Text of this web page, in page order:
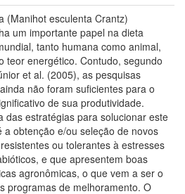
(Manihot esculenta Crantz)
um importante papel na dieta
tanto humana como animal,
teor energético. Contudo, segundo
et al. (2005), as pesquisas
não foram suficientes para o
de sua produtividade.
das estratégias para solucionar este
a obtenção e/ou seleção de novos
ou tolerantes à estresses
e que apresentem boas
agronômicas, o que vem a ser o
programas de melhoramento. O